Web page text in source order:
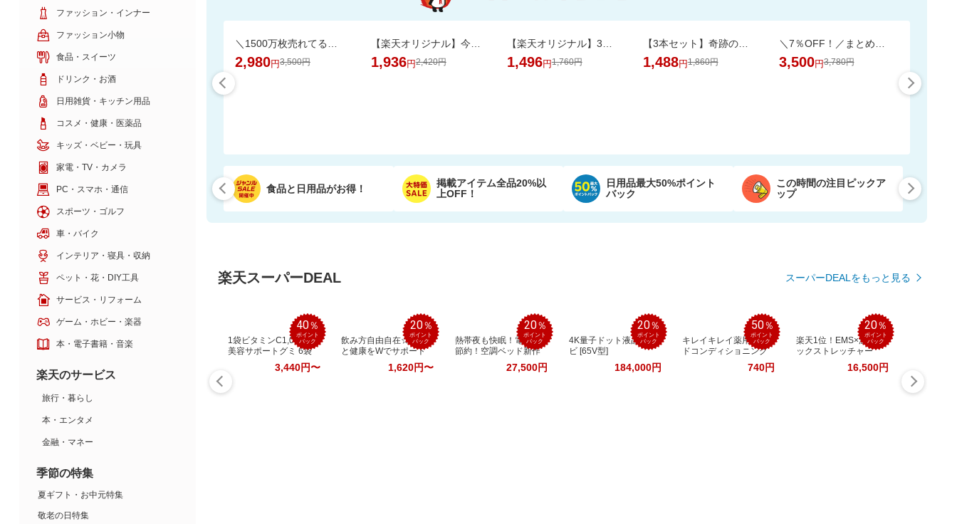
2,980円3,500円 1,936円2,420円 1,496円1,760円
【3本セット】奇跡の歯ブラシ 正規品 / CMで話題 / 独自のピラミッド構造
1,488円1,860円 3,500円3,780円
食品と日用品がお得！
掲載アイテム全品20%以
上OFF！
日用品最大50%ポイント
バック
この時間の注目ピックア
ップ
楽天スーパーDEAL スーパーDEALをもっと見る
40％
ポイント
バック
1袋ビタミンC1,000mg
美容サポートグミ 6袋
3,440円〜
20％
ポイント
バック
飲み方自由自在☆美容
と健康をWでサポート
1,620円〜
20％
ポイント
バック
熱帯夜も快眠！電気代
節約！空調ベッド新作
27,500円
20％
ポイント
バック
4K量子ドット液晶テレ
ビ [65V型]
184,000円
50％
ポイント
バック
キレイキレイ薬用ハン
ドコンディショニング
740円
20％
ポイント
バック
楽天1位！EMS×温熱ネ
ックストレッチャー
16,500円
ファッション・インナー
ファッション小物
食品・スイーツ
ドリンク・お酒
日用雑貨・キッチン用品
コスメ・健康・医薬品
キッズ・ベビー・玩具
家電・TV・カメラ
PC・スマホ・通信
スポーツ・ゴルフ
車・バイク
インテリア・寝具・収納
ペット・花・DIY工具
サービス・リフォーム
ゲーム・ホビー・楽器
本・電子書籍・音楽
楽天のサービス
旅行・暮らし
本・エンタメ
金融・マネー
季節の特集
夏ギフト・お中元特集
敬老の日特集